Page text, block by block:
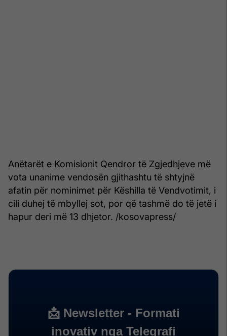
Anëtarët e Komisionit Qendror të Zgjedhjeve më
vota unanime vendosën gjithashtu të shtyjnë
afatin për nominimet për Këshilla të Vendvotimit, i
cili duhej të mbyllej sot, por që tashmë do të jetë i
hapur deri më 13 dhjetor. /kosovapress/